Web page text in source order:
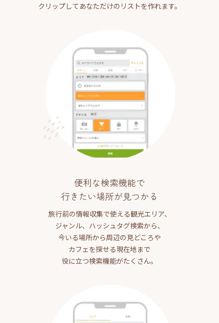
クリップしてあなただけのリストを作れます。
便利な検索機能で
行きたい場所が見つかる
旅行前の情報収集で使える観光エリア、
ジャンル、ハッシュタグ検索から、
今いる場所から周辺の見どころや
カフェを探せる現在地まで
役に立つ検索機能がたくさん。